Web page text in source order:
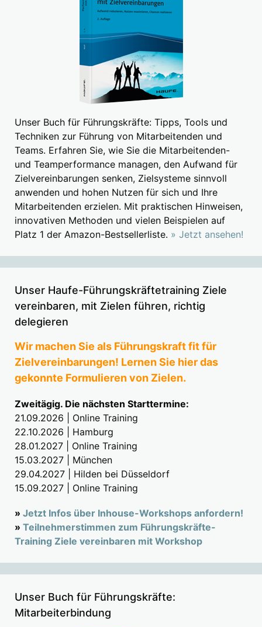
Unser Buch für Führungskräfte: Tipps, Tools und
Techniken zur Führung von Mitarbeitenden und
Teams. Erfahren Sie, wie Sie die Mitarbeitenden-
und Teamperformance managen, den Aufwand für
Zielvereinbarungen senken, Zielsysteme sinnvoll
anwenden und hohen Nutzen für sich und Ihre
Mitarbeitenden erzielen. Mit praktischen Hinweisen,
innovativen Methoden und vielen Beispielen auf
Platz 1 der Amazon-Bestsellerliste. » Jetzt ansehen!
Unser Haufe-Führungskräftetraining Ziele
vereinbaren, mit Zielen führen, richtig
delegieren
Wir machen Sie als Führungskraft fit für
Zielvereinbarungen! Lernen Sie hier das
gekonnte Formulieren von Zielen.
Zweitägig. Die nächsten Starttermine:
21.09.2026 | Online Training
22.10.2026 | Hamburg
28.01.2027 | Online Training
15.03.2027 | München
29.04.2027 | Hilden bei Düsseldorf
15.09.2027 | Online Training
» Jetzt Infos über Inhouse-Workshops anfordern!
» Teilnehmerstimmen zum Führungskräfte-
Training Ziele vereinbaren mit Workshop
Unser Buch für Führungskräfte:
Mitarbeiterbindung